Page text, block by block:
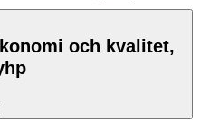
och kvalitet,